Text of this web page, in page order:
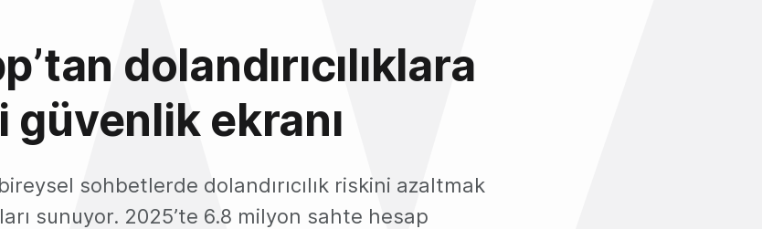
dolandırıcılıklara
güvenlik ekranı
sohbetlerde dolandırıcılık riskini azaltmak
sunuyor. 2025’te 6.8 milyon sahte hesap